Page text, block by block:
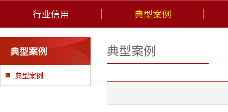
行业信用
典型案例
典型案例
典型案例
典型案例